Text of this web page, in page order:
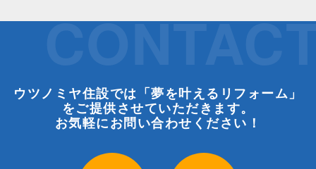
ウツノミヤ住設では「夢を叶えるリフォーム」
をご提供させていただきます。
お気軽にお問い合わせください！